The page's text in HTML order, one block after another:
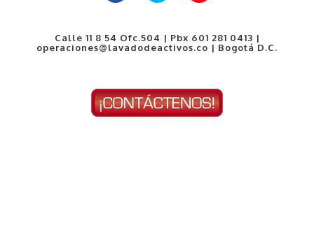
Calle 11 8 54 Ofc.504 | Pbx 601 281 0413 |
operaciones@lavadodeactivos.co | Bogotá D.C.